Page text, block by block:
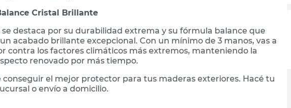
Cristal Brillante
destaca por su durabilidad extrema y su fórmula balance que
acabado brillante excepcional. Con un mínimo de 3 manos, vas a
contra los factores climáticos más extremos, manteniendo la
renovado por más tiempo.
el mejor protector para tus maderas exteriores. Hacé tu
o envío a domicilio.